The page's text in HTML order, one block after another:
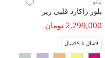
بلوز ژاکارد قلبی ریز
2,299,000 تومان
9سال تا 15سال